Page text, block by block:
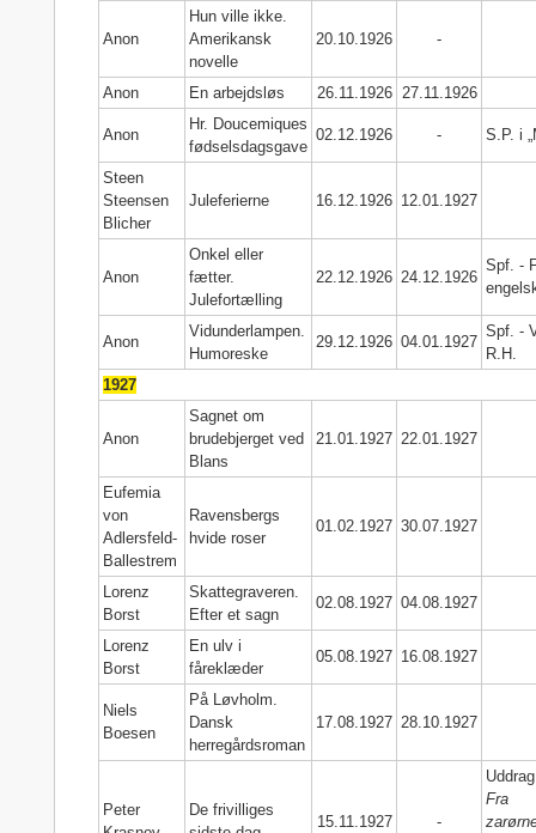
Anon
Hun ville ikke.
Amerikansk
novelle
20.10.1926 -
Anon En arbejdsløs 26.11.1926 27.11.1926
Anon
Hr. Doucemiques
fødselsdagsgave
02.12.1926 - S.P. i
Steen
Steensen
Blicher
Juleferierne 16.12.1926 12.01.1927
Anon
Onkel eller
fætter.
Julefortælling
22.12.1926 24.12.1926
Spf. -
Anon
Vidunderlampen.
Humoreske
29.12.1926 04.01.1927
Spf. -
R.H.
1927
Anon
Sagnet om
brudebjerget ved
Blans
21.01.1927 22.01.1927
Eufemia
von
Adlersfeld-
Ballestrem
Ravensbergs
hvide roser
01.02.1927 30.07.1927
Lorenz
Borst
Skattegraveren.
Efter et sagn
02.08.1927 04.08.1927
Lorenz
Borst
En ulv i
fåreklæder
05.08.1927 16.08.1927
Niels
Boesen
På Løvholm.
Dansk
herregårdsroman
17.08.1927 28.10.1927
Peter
De frivilliges
15.11.1927 -
Fra